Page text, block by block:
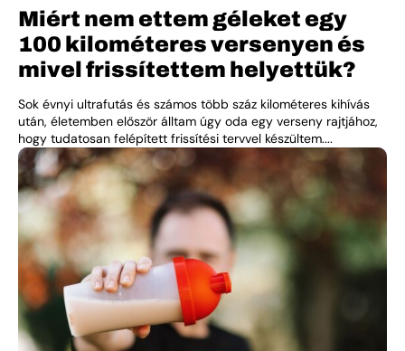
Miért nem ettem géleket egy
100 kilométeres versenyen és
mivel frissítettem helyettük?
Sok évnyi ultrafutás és számos több száz kilométeres kihívás
után, életemben először álltam úgy oda egy verseny rajtjához,
hogy tudatosan felépített frissítési tervvel készültem....